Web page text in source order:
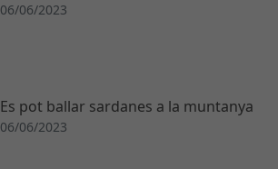
06/06/2023
Es pot ballar sardanes a la muntanya
06/06/2023